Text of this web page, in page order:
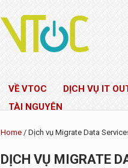
VỀ VTOC DỊCH VỤ IT
TÀI NGUYÊN
Home / Dịch vụ Migrate Data
DỊCH VỤ MIGRATE